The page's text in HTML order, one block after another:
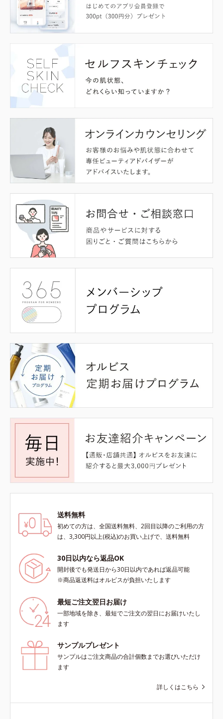
送料無料
初めての方は、全国送料無料、2回目以降のご利用の方
は、3,300円以上(税込)のお買い上げで、送料無料
30日以内なら返品OK
開封後でも発送日から30日以内であれば返品可能
※商品返送料はオルビスが負担いたします
最短ご注文翌日お届け
一部地域を除き、最短でご注文の翌日にお届けいたし
ます
サンプルプレゼント
サンプルはご注文商品の合計個数までお選びいただけ
ます
詳しくはこちら